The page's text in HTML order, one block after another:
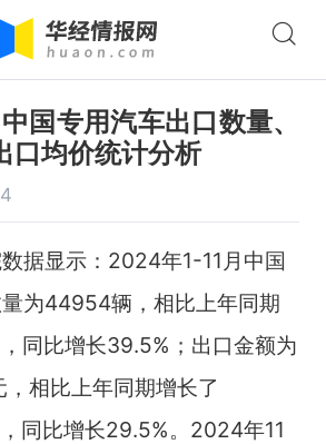
国专用汽车出口数量、
口均价统计分析
据显示：2024年1-11月中国
为44954辆，相比上年同期
同比增长39.5%；出口金额为
相比上年同期增长了
同比增长29.5%。2024年11